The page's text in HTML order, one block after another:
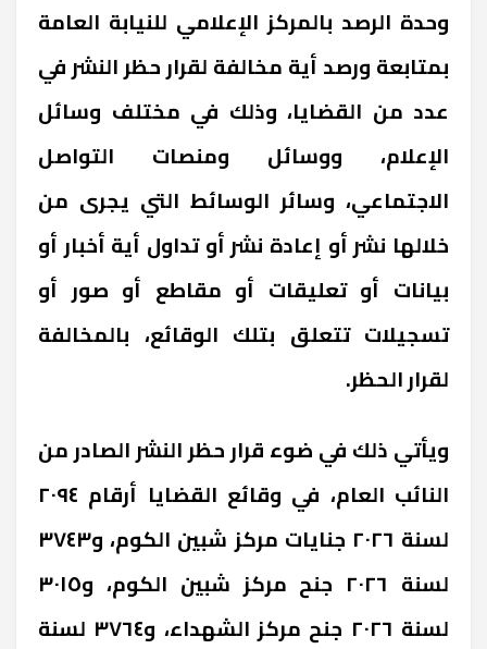
وحدة الرصد بالمركز الإعلامي للنيابة العامة
بمتابعة ورصد أية مخالفة لقرار حظر النشر في
عدد من القضايا، وذلك في مختلف وسائل
الإعلام، ووسائل ومنصات التواصل
الاجتماعي، وسائر الوسائط التي يجرى من
خلالها نشر أو إعادة نشر أو تداول أية أخبار أو
بيانات أو تعليقات أو مقاطع أو صور أو
تسجيلات تتعلق بتلك الوقائع، بالمخالفة
لقرار الحظر.
ويأتي ذلك في ضوء قرار حظر النشر الصادر من
النائب العام، في وقائع القضايا أرقام ٢٠٩٤
لسنة ٢٠٢٦ جنايات مركز شبين الكوم، و٣٧٤٣
لسنة ٢٠٢٦ جنح مركز شبين الكوم، و٣٠١٥
لسنة ٢٠٢٦ جنح مركز الشهداء، و٣٧٦٤ لسنة